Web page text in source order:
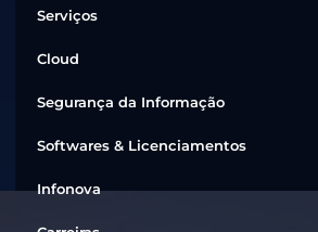
Serviços
Cloud
Segurança da Informação
Softwares & Licenciamentos
Infonova